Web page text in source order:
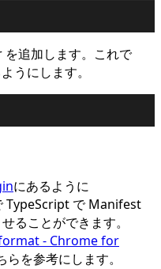
追加します。これで
うにします。
にあるように
TypeScript で Manifest
ることができます。
- Chrome for
を参考にします。